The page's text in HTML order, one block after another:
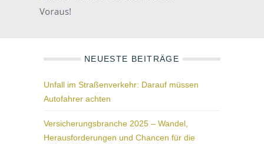
NEUESTE BEITRÄGE
Unfall im Straßenverkehr: Darauf müssen
Autofahrer achten
Versicherungsbranche 2025 – Wandel,
Herausforderungen und Chancen für die